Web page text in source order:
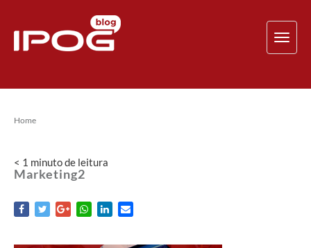
Home
< 1 minutode leitura
Marketing2